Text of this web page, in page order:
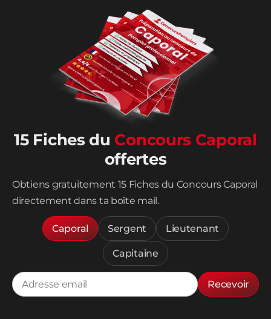
15 Fiches du Concours Caporal
offertes
Obtiens gratuitement 15 Fiches du Concours Caporal
directement dans ta boîte mail.
Caporal Sergent Lieutenant
Capitaine
Recevoir